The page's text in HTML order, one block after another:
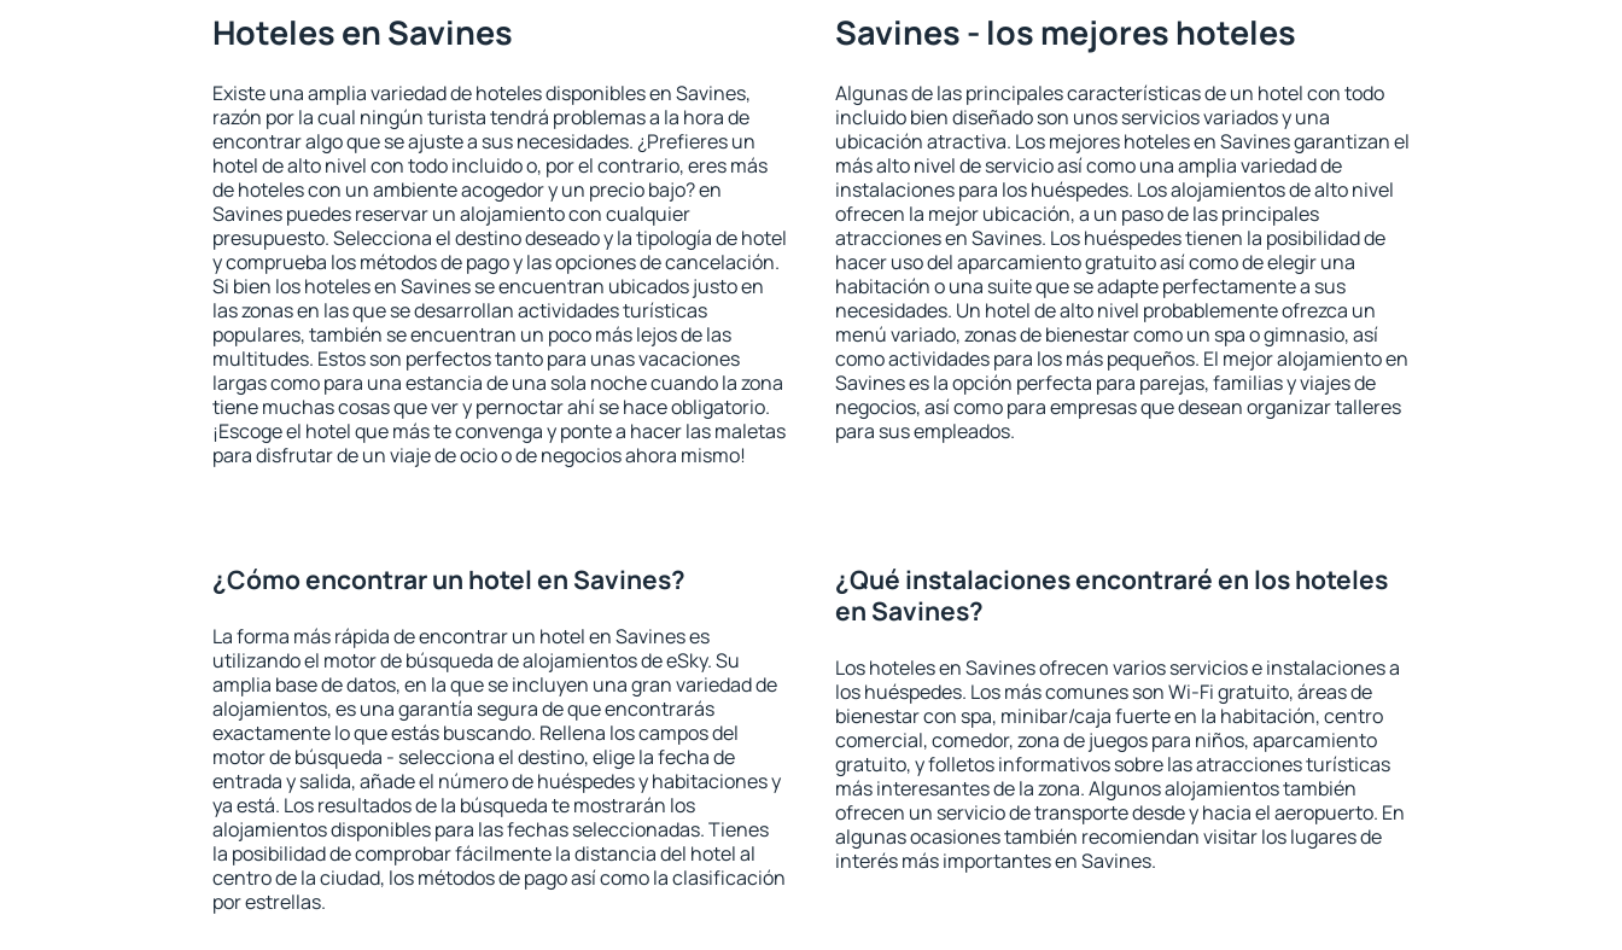
Hoteles en Savines
Existe una amplia variedad de hoteles disponibles en Savines,
razón por la cual ningún turista tendrá problemas a la hora de
encontrar algo que se ajuste a sus necesidades. ¿Prefieres un
hotel de alto nivel con todo incluido o, por el contrario, eres más
de hoteles con un ambiente acogedor y un precio bajo? en
Savines puedes reservar un alojamiento con cualquier
presupuesto. Selecciona el destino deseado y la tipología de hotel
y comprueba los métodos de pago y las opciones de cancelación.
Si bien los hoteles en Savines se encuentran ubicados justo en
las zonas en las que se desarrollan actividades turísticas
populares, también se encuentran un poco más lejos de las
multitudes. Estos son perfectos tanto para unas vacaciones
largas como para una estancia de una sola noche cuando la zona
tiene muchas cosas que ver y pernoctar ahí se hace obligatorio.
¡Escoge el hotel que más te convenga y ponte a hacer las maletas
para disfrutar de un viaje de ocio o de negocios ahora mismo!
Savines - los mejores hoteles
Algunas de las principales características de un hotel con todo
incluido bien diseñado son unos servicios variados y una
ubicación atractiva. Los mejores hoteles en Savines garantizan el
más alto nivel de servicio así como una amplia variedad de
instalaciones para los huéspedes. Los alojamientos de alto nivel
ofrecen la mejor ubicación, a un paso de las principales
atracciones en Savines. Los huéspedes tienen la posibilidad de
hacer uso del aparcamiento gratuito así como de elegir una
habitación o una suite que se adapte perfectamente a sus
necesidades. Un hotel de alto nivel probablemente ofrezca un
menú variado, zonas de bienestar como un spa o gimnasio, así
como actividades para los más pequeños. El mejor alojamiento en
Savines es la opción perfecta para parejas, familias y viajes de
negocios, así como para empresas que desean organizar talleres
para sus empleados.
¿Cómo encontrar un hotel en Savines?
La forma más rápida de encontrar un hotel en Savines es
utilizando el motor de búsqueda de alojamientos de eSky. Su
amplia base de datos, en la que se incluyen una gran variedad de
alojamientos, es una garantía segura de que encontrarás
exactamente lo que estás buscando. Rellena los campos del
motor de búsqueda - selecciona el destino, elige la fecha de
entrada y salida, añade el número de huéspedes y habitaciones y
ya está. Los resultados de la búsqueda te mostrarán los
alojamientos disponibles para las fechas seleccionadas. Tienes
la posibilidad de comprobar fácilmente la distancia del hotel al
centro de la ciudad, los métodos de pago así como la clasificación
por estrellas.
¿Qué instalaciones encontraré en los hoteles
en Savines?
Los hoteles en Savines ofrecen varios servicios e instalaciones a
los huéspedes. Los más comunes son Wi-Fi gratuito, áreas de
bienestar con spa, minibar/caja fuerte en la habitación, centro
comercial, comedor, zona de juegos para niños, aparcamiento
gratuito, y folletos informativos sobre las atracciones turísticas
más interesantes de la zona. Algunos alojamientos también
ofrecen un servicio de transporte desde y hacia el aeropuerto. En
algunas ocasiones también recomiendan visitar los lugares de
interés más importantes en Savines.